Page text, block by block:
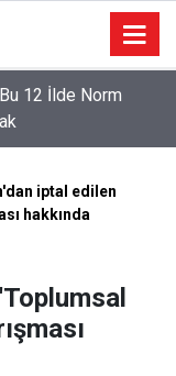
12 İlde Norm
iptal edilen
hakkında